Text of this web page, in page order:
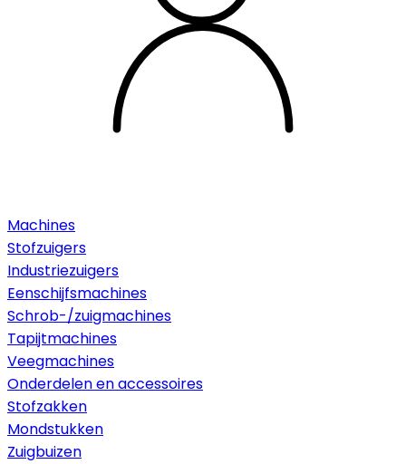
Machines
Stofzuigers
Industriezuigers
Eenschijfsmachines
Schrob-/zuigmachines
Tapijtmachines
Veegmachines
Onderdelen en accessoires
Stofzakken
Mondstukken
Zuigbuizen